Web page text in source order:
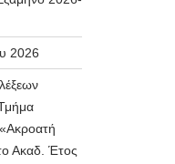
2026
Ακαδ. Έτος